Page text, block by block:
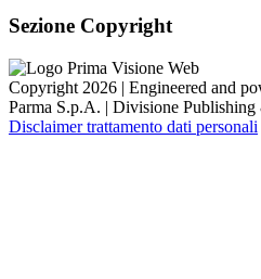
Sezione Copyright
Copyright 2026 | Engineered and
Parma S.p.A. | Divisione
Disclaimer trattamento dati personali